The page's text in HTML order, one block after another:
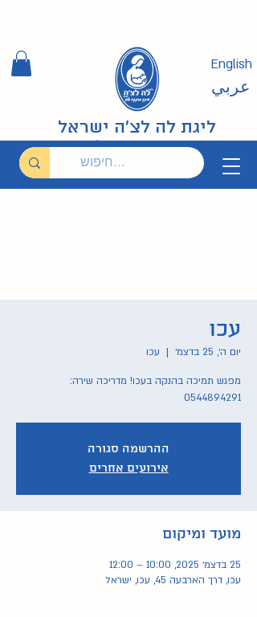
ליגת לה לצ'ה ישראל
English
عربي
עכו
יום ה׳, 25 בדצמ׳
  |
עכו
מפגש תמיכה בהנקה בעכו! מדריכה שירה:
0544894291
ההרשמה סגורה
אירועים אחרים
מועד ומיקום
25 בדצמ׳ 2025, 10:00 – 12:00
עכו, דרך הארבעה 45, עכו, ישראל